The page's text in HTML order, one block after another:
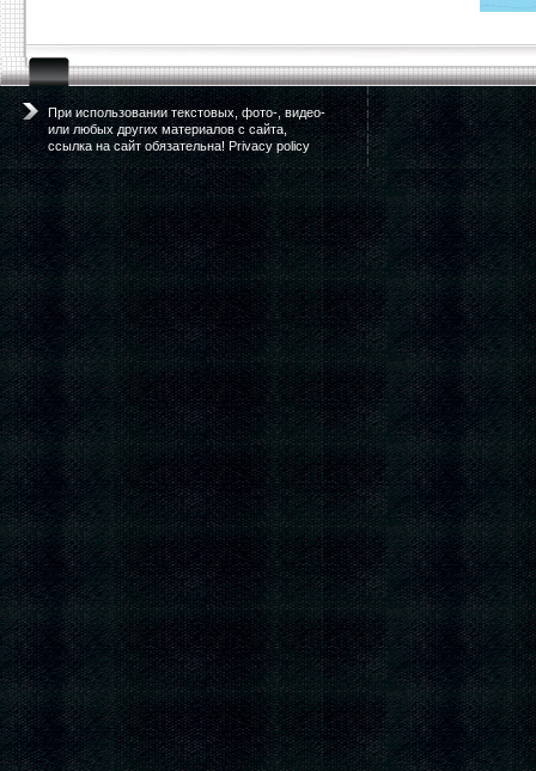
При использовании текстовых, фото-, видео-
или любых других материалов с сайта,
ссылка на сайт обязательна! Privacy policy